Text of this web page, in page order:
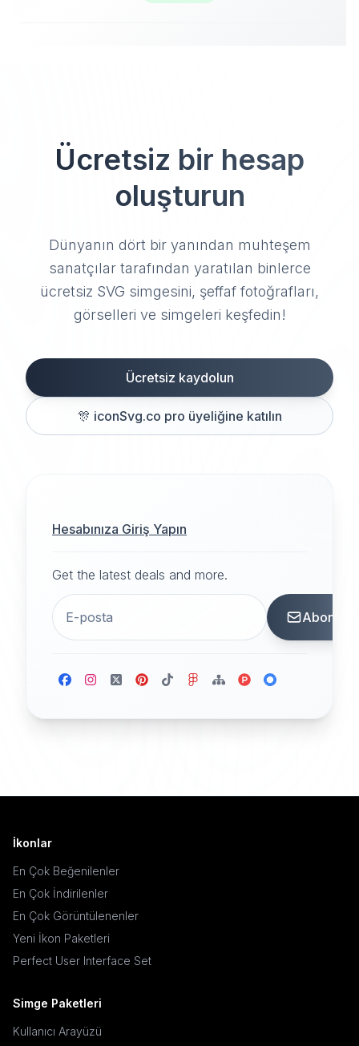
Ücretsiz bir hesap
oluşturun
Dünyanın dört bir yanından muhteşem
sanatçılar tarafından yaratılan binlerce
ücretsiz SVG simgesini, şeffaf fotoğrafları,
görselleri ve simgeleri keşfedin!
Ücretsiz kaydolun
🎊 iconSvg.co pro üyeliğine katılın
Hesabınıza Giriş Yapın
Get the latest deals and more.
Abone
İkonlar
En Çok Beğenilenler
En Çok İndirilenler
En Çok Görüntülenenler
Yeni İkon Paketleri
Perfect User Interface Set
Simge Paketleri
Kullanıcı Arayüzü